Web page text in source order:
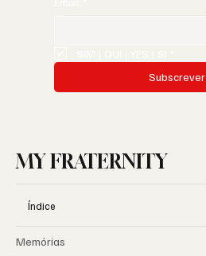
Subscrever
MY FRATERNITY
Índice
Memórias